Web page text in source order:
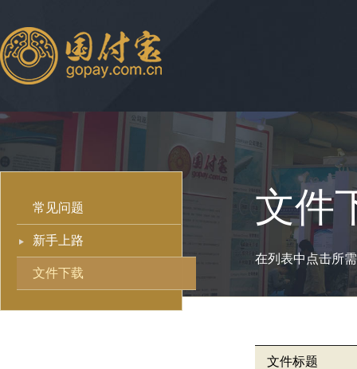
常见问题
新手上路
文件下载
文件下载
文件
在列表中点击所
文件标题